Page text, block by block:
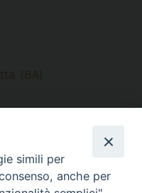
simili per
anche per